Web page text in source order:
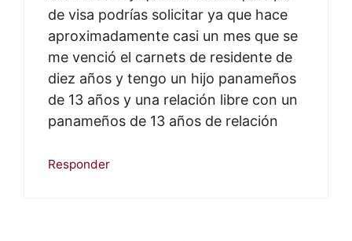
de visa podrías solicitar ya que hace
aproximadamente casi un mes que se
me venció el carnets de residente de
diez años y tengo un hijo panameños
de 13 años y una relación libre con un
panameños de 13 años de relación
Responder